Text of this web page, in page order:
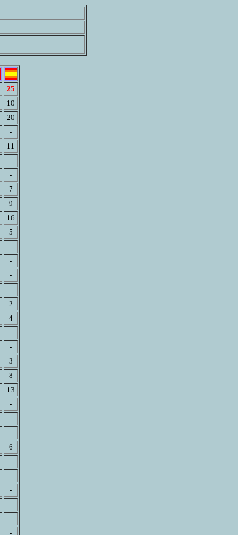
25
10
20
-
11
-
-
7
9
16
5
-
-
-
-
2
4
-
-
3
8
13
-
-
-
6
-
-
-
-
-
-